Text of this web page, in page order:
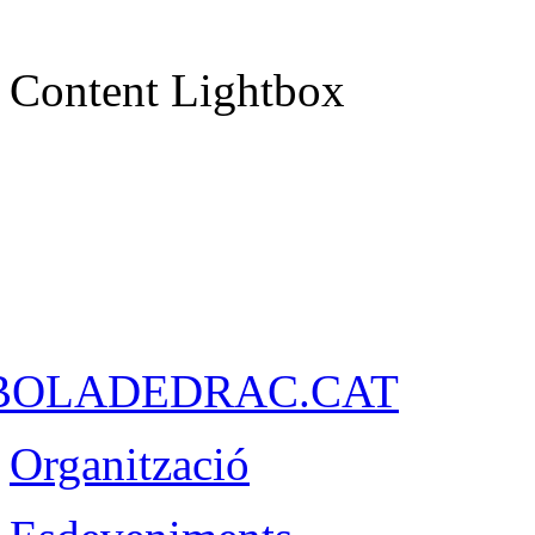
Content Lightbox
Organització